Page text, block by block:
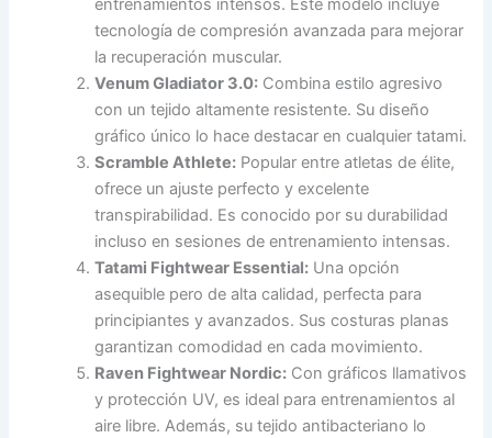
entrenamientos intensos. Este modelo incluye
tecnología de compresión avanzada para mejorar
la recuperación muscular.
Venum Gladiator 3.0: Combina estilo agresivo
con un tejido altamente resistente. Su diseño
gráfico único lo hace destacar en cualquier tatami.
Scramble Athlete: Popular entre atletas de élite,
ofrece un ajuste perfecto y excelente
transpirabilidad. Es conocido por su durabilidad
incluso en sesiones de entrenamiento intensas.
Tatami Fightwear Essential: Una opción
asequible pero de alta calidad, perfecta para
principiantes y avanzados. Sus costuras planas
garantizan comodidad en cada movimiento.
Raven Fightwear Nordic: Con gráficos llamativos
y protección UV, es ideal para entrenamientos al
aire libre. Además, su tejido antibacteriano lo